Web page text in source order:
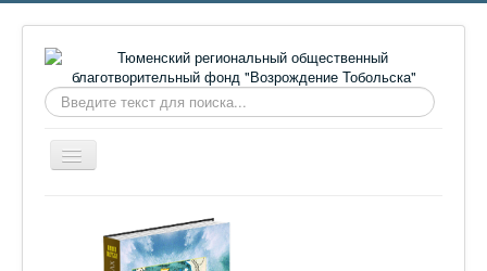
Искать...
Включить/
выключить
О фонде